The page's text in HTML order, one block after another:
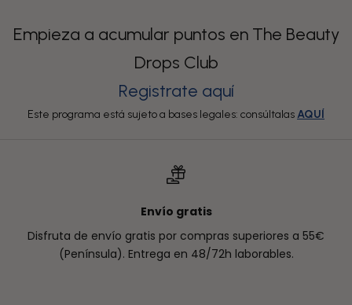
Empieza a acumular puntos en The Beauty
Drops Club
Registrate aquí
Este programa está sujeto a bases legales: consúltalasAQUÍ
Envío gratis
Disfruta de envío gratis por compras superiores a 55€
(Península). Entrega en 48/72h laborables.